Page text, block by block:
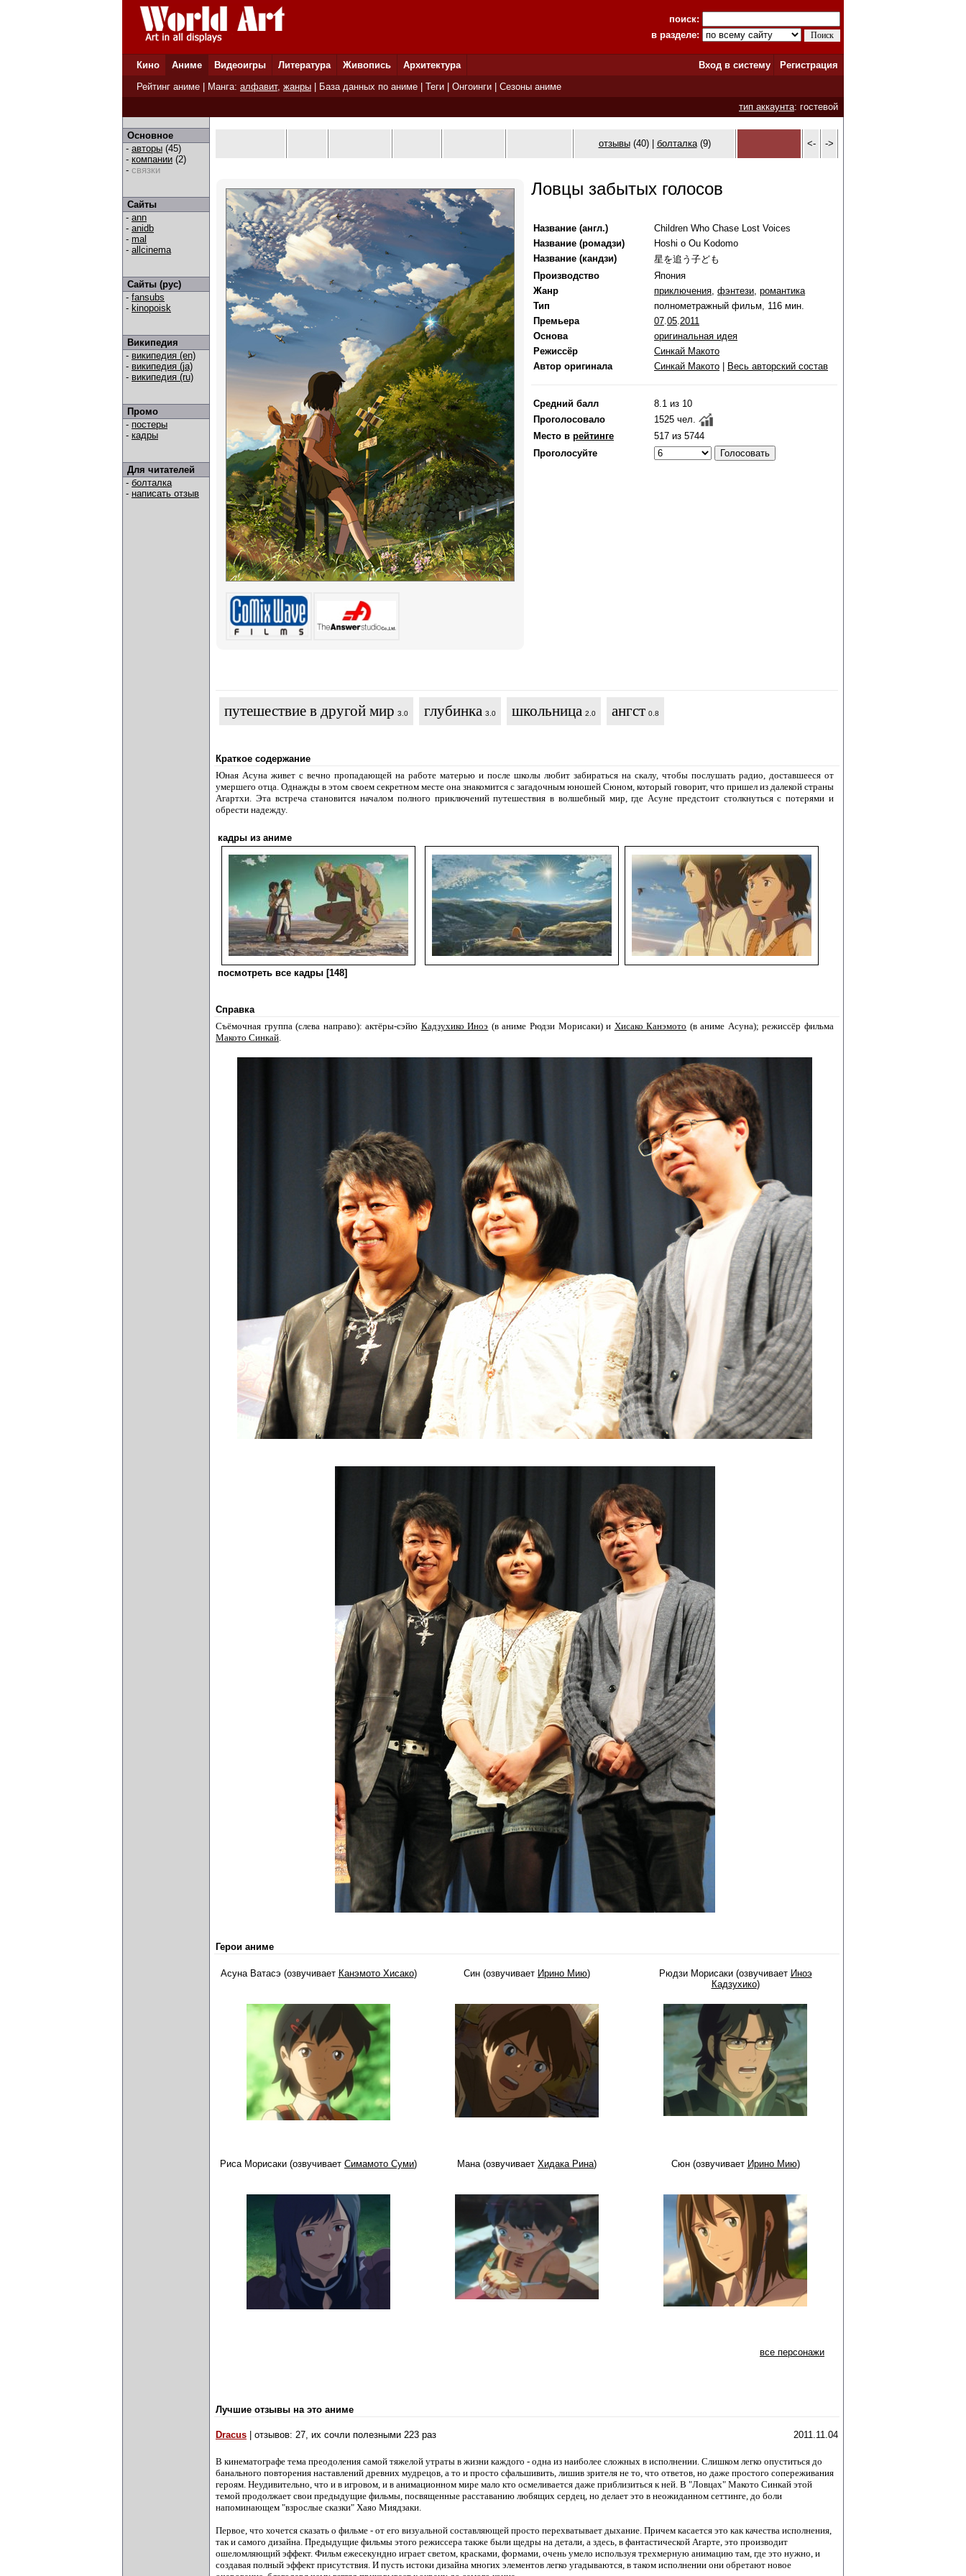
поиск:
в разделе:
Кино Аниме Видеоигры Литература Живопись Архитектура Вход в систему
Регистрация
Рейтинг аниме | Манга: алфавит, жанры База данных по аниме Теги Онгоинги
Сезоны аниме
тип аккаунта: гостевой
Основное
- авторы (45)
- компании (2)
- связки
Сайты
- ann
- anidb
- mal
- allcinema
Сайты (рус)
- fansubs
- kinopoisk
Википедия
- википедия (en)
- википедия (ja)
- википедия (ru)
Промо
- постеры
- кадры
Для читателей
- болталка
- написать отзыв
отзывы(40) | болталка(9) <- ->
Ловцы забытых голосов
Название (англ.)
Children Who Chase Lost Voices
Название (ромадзи)
Hoshi o Ou Kodomo
Название (кандзи)
星を追う子ども
Производство
Япония
Жанр
приключения, фэнтези, романтика
Тип
полнометражный фильм, 116 мин.
Премьера
07.05.2011
Основа
оригинальная идея
Режиссёр
Синкай Макото
Автор оригинала
Синкай Макото Весь авторский состав
Средний балл
8.1 из 10
Проголосовало
1525 чел.
Место в рейтинге
517 из 5744
Проголосуйте
путешествие в другой мир 3.0 глубинка 3.0 школьница 2.0 ангст 0.8
Краткое содержание
Юная Асуна живет с вечно пропадающей на работе матерью и после школы любит забираться на скалу, чтобы послушать радио, доставшееся от
умершего отца. Однажды в этом своем секретном месте она знакомится с загадочным юношей Сюном, который говорит, что пришел из далекой страны
Агартхи. Эта встреча становится началом полного приключений путешествия в волшебный мир, где Асуне предстоит столкнуться с потерями и
обрести надежду.
кадры из аниме
посмотреть все кадры [148]
Справка
Съёмочная группа (слева направо): актёры-сэйю Кадзухико Иноэ (в аниме Рюдзи Морисаки) и Хисако Канэмото (в аниме Асуна); режиссёр фильма
Макото Синкай.
Герои аниме
Асуна Ватасэ (озвучивает Канэмото Хисако) Син (озвучивает Ирино Мию) Рюдзи Морисаки (озвучивает Иноэ
Кадзухико)
Риса Морисаки (озвучивает Симамото Суми) Мана (озвучивает Хидака Рина) Сюн (озвучивает Ирино Мию)
все персонажи
Лучшие отзывы на это аниме
Dracus | отзывов: 27, их сочли полезными 223 раз 2011.11.04
В кинематографе тема преодоления самой тяжелой утраты в жизни каждого - одна из наиболее сложных в исполнении. Слишком легко опуститься до
банального повторения наставлений древних мудрецов, а то и просто сфальшивить, лишив зрителя не то, что ответов, но даже простого сопереживания
героям. Неудивительно, что и в игровом, и в анимационном мире мало кто осмеливается даже приблизиться к ней. В "Ловцах" Макото Синкай этой
темой продолжает свои предыдущие фильмы, посвященные расставанию любящих сердец, но делает это в неожиданном сеттинге, до боли
напоминающем "взрослые сказки" Хаяо Миядзаки.
Первое, что хочется сказать о фильме - от его визуальной составляющей просто перехватывает дыхание. Причем касается это как качества исполнения,
так и самого дизайна. Предыдущие фильмы этого режиссера также были щедры на детали, а здесь, в фантастической Агарте, это производит
ошеломляющий эффект. Фильм ежесекундно играет светом, красками, формами, очень умело используя трехмерную анимацию там, где это нужно, и
создавая полный эффект присутствия. И пусть истоки дизайна многих элементов легко угадываются, в таком исполнении они обретают новое